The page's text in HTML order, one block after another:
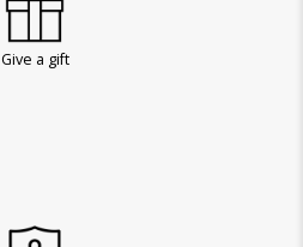
Give a gift